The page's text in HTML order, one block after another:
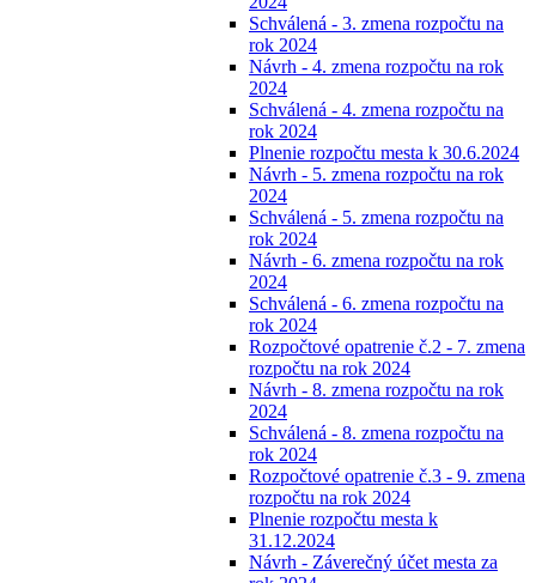
Schválená - 3. zmena rozpočtu na
rok 2024
Návrh - 4. zmena rozpočtu na rok
2024
Schválená - 4. zmena rozpočtu na
rok 2024
Plnenie rozpočtu mesta k 30.6.2024
Návrh - 5. zmena rozpočtu na rok
2024
Schválená - 5. zmena rozpočtu na
rok 2024
Návrh - 6. zmena rozpočtu na rok
2024
Schválená - 6. zmena rozpočtu na
rok 2024
Rozpočtové opatrenie č.2 - 7. zmena
rozpočtu na rok 2024
Návrh - 8. zmena rozpočtu na rok
2024
Schválená - 8. zmena rozpočtu na
rok 2024
Rozpočtové opatrenie č.3 - 9. zmena
rozpočtu na rok 2024
Plnenie rozpočtu mesta k
31.12.2024
Návrh - Záverečný účet mesta za